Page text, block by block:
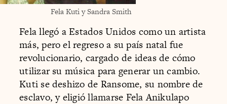
Fela Kuti y Sandra Smith
Fela llegó a Estados Unidos como un artista
más, pero el regreso a su país natal fue
revolucionario, cargado de ideas de cómo
utilizar su música para generar un cambio.
Kuti se deshizo de Ransome, su nombre de
esclavo, y eligió llamarse Fela Anikulapo